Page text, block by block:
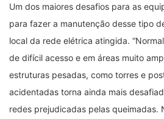
Um dos maiores desafios para as
para fazer a manutenção desse tipo
local da rede elétrica atingida.
de difícil acesso e em áreas muito
estruturas pesadas, como torres e
acidentadas torna ainda mais
redes prejudicadas pelas queimadas.